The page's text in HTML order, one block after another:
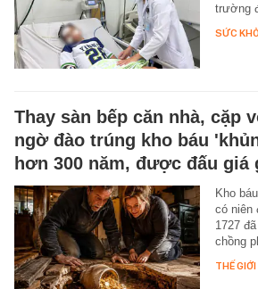
trường
SỨC
Thay sàn bếp căn nhà, cặp
ngờ đào trúng kho báu
hơn 300 năm, được đấu giá
Kho
có niên
1727
chồng
THẾ